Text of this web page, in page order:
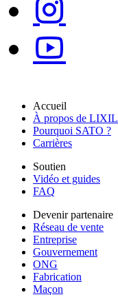
Accueil
À propos de LIXIL
Pourquoi SATO ?
Carrières
Soutien
Vidéo et guides
FAQ
Devenir partenaire
Réseau de vente
Entreprise
Gouvernement
ONG
Fabrication
Maçon